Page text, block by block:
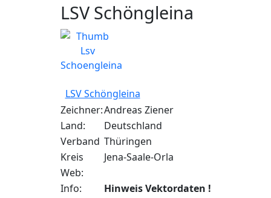
LSV Schöngleina
LSV Schöngleina
Zeichner:Andreas Ziener
Land:
Deutschland
Verband Thüringen
Kreis
Jena-Saale-Orla
Web:
Info:
Hinweis Vektordaten !